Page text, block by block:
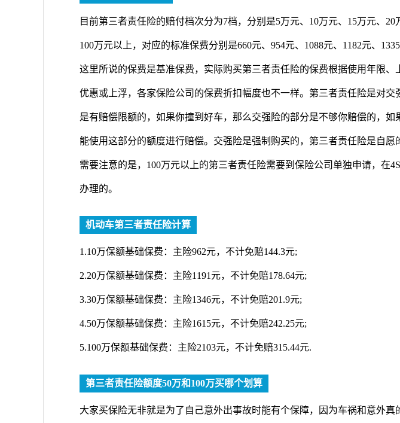
目前第三者责任险的赔付档次分为7档，分别是5万元、10万元、15万元、20
100万元以上，对应的标准保费分别是660元、954元、1088元、1182元、1335
这里所说的保费是基准保费，实际购买第三者责任险的保费根据使用年限、
优惠或上浮，各家保险公司的保费折扣幅度也不一样。第三者责任险是对交
是有赔偿限额的，如果你撞到好车，那么交强险的部分是不够你赔偿的，如
能使用这部分的额度进行赔偿。交强险是强制购买的，第三者责任险是自愿
需要注意的是，100万元以上的第三者责任险需要到保险公司单独申请，在
办理的。
机动车第三者责任险计算
1.10万保额基础保费：主险962元，不计免赔144.3元;
2.20万保额基础保费：主险1191元，不计免赔178.64元;
3.30万保额基础保费：主险1346元，不计免赔201.9元;
4.50万保额基础保费：主险1615元，不计免赔242.25元;
5.100万保额基础保费：主险2103元，不计免赔315.44元.
第三者责任险额度50万和100万买哪个划算
大家买保险无非就是为了自己意外出事故时能有个保障，因为车祸和意外真